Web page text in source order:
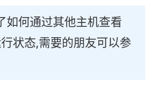
如何通过其他主机查看
状态,需要的朋友可以参